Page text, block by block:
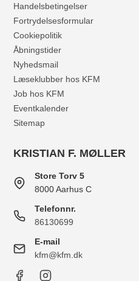
Handelsbetingelser
Fortrydelsesformular
Cookiepolitik
Åbningstider
Nyhedsmail
Læseklubber hos KFM
Job hos KFM
Eventkalender
Sitemap
KRISTIAN F. MØLLER
Store Torv 5
8000 Aarhus C
Telefonnr.
86130699
E-mail
kfm@kfm.dk